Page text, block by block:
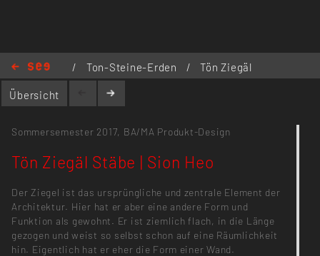
/ Ton-Steine-Erden /
Tön Ziegäl
Stäbe | Sion Heo
Übersicht
Sommersemester 2017, BA/MA Produkt-Design
Tön Ziegäl Stäbe | Sion Heo
Der Ziegel ist das ursprüngliche und zentrale Element der
Architektur. Hier hat er aber eine andere Form und
Funktion als gewohnt. Er ist ziemlich flach, in die Länge
gezogen und weist so selbst schon auf eine Räumlichkeit
hin. Eigentlich hat er eher die Form einer Wand.